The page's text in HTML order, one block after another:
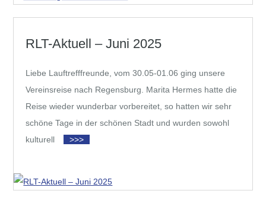
RLT-Aktuell – Juni 2025
Liebe Lauftrefffreunde, vom 30.05-01.06 ging unsere
Vereinsreise nach Regensburg. Marita Hermes hatte die
Reise wieder wunderbar vorbereitet, so hatten wir sehr
schöne Tage in der schönen Stadt und wurden sowohl
kulturell
>>>